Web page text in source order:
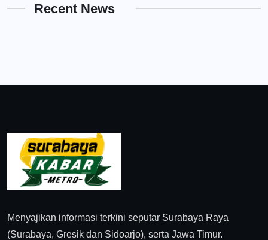
Recent News
Menyajikan informasi terkini seputar Surabaya Raya
(Surabaya, Gresik dan Sidoarjo), serta Jawa Timur.